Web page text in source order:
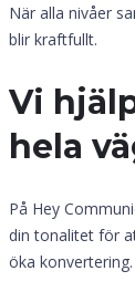
När alla nivåer
blir kraftfullt.
Vi
hela
På Hey
din tonalitet för
öka konvertering.